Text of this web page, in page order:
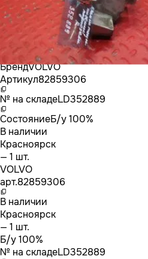
БрендVOLVO
Артикул82859306
№ на складеLD352889
СостояниеБ/у 100%
В наличии
Красноярск
— 1 шт.
VOLVO
арт.82859306
В наличии
Красноярск
— 1 шт.
Б/у 100%
№ на складеLD352889